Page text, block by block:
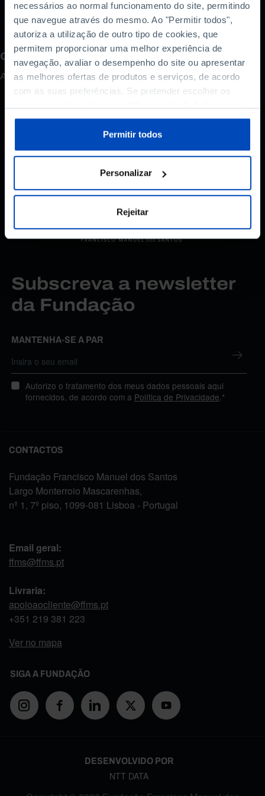
necessários ao normal funcionamento do site, permitindo
que navegue através do mesmo. Ao "Permitir todos",
autoriza a utilização de outro tipo de cookies, que
permitem proporcionar uma melhor experiência de
navegação, avaliar o desempenho do site ou apresentar
as melhores ofertas de produtos e serviços, de acordo
com as suas preferências. Se pretender escolher os
sobre cookies através da gestão de preferências ou da
Política de Cookies.
Permitir todos
Personalizar
Rejeitar
Como avalia este conteúdo?
A sua opinião é importante.
Subscreva a newsletter
da Fundação
MANTENHA-SE A PAR
Autorizo o tratamento dos meus dados pessoais aqui
fornecidos, de acordo com a Política de Privacidade .*
CONTACTOS
Fundação Francisco Manuel dos Santos
Largo Monterroio Mascarenhas,
nº 1, 7º piso, 1099-081 Lisboa - Portugal
Email geral:
ffms@ffms.pt
Livraria:
apoioaocliente@ffms.pt
+351 219 381 223
Ver no mapa
SIGA A FUNDAÇÃO
DESENVOLVIDO POR
NTT DATA